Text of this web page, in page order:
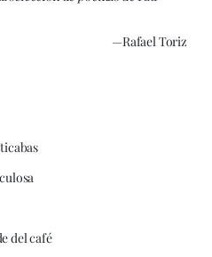
—Rafael Toriz
del café